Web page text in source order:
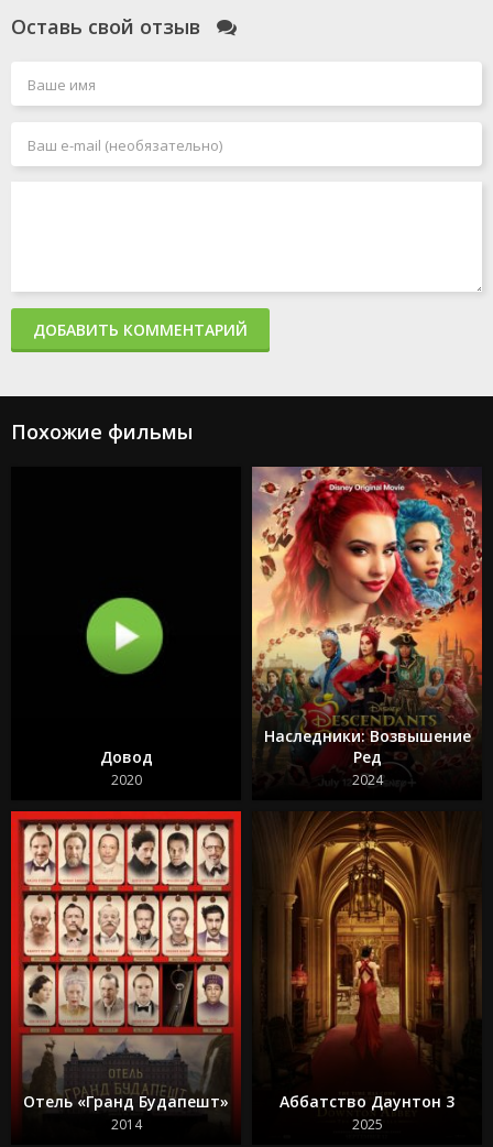
Голый пистолет
Миссия: невыполнима 7. Смертельная расплата. Часть
1
Человек-паук: Паутина вселенных
Акулы в Париже
Каскадёры
Аргайл: Супершпион
Стражи Галактики. Часть 3
Ловушка
Подземелья и драконы: Честь среди воров
Каратэ-пацан: Легенды
Трансформеры: Восхождение Звероботов
Изгоняющий дьявола: Верующий
Супер Майк: Последний танец
Крушение
Охотники за привидениями: Леденящий ужас
Кокаиновый медведь
Из моего окна 3: Новая встреча
Достать ножи 2: Стеклянная луковица
Бессмертная гвардия 2
Битлджус Битлджус 2
Гран Туризмо
Ад Данте
Шазам! 2 Ярость богов
Телохранитель на фрилансе
Оставь свой отзыв
ДОБАВИТЬ КОММЕНТАРИЙ
Похожие фильмы
Довод
2020
Наследники: Возвышение
Ред
2024
Отель «Гранд Будапешт»
2014
Аббатство Даунтон 3
2025